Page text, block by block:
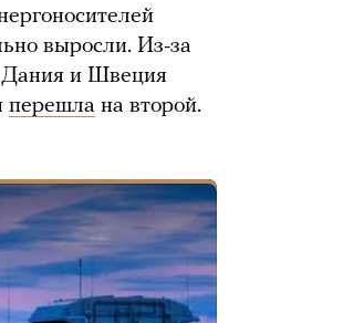
выросли. Из-за
Дания и Швеция
перешла на второй.